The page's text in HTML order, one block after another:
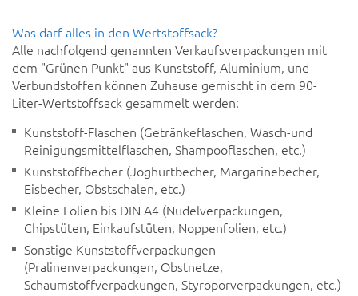
Was darf alles in den Wertstoffsack?
Alle nachfolgend genannten Verkaufsverpackungen mit
dem "Grünen Punkt" aus Kunststoff, Aluminium, und
Verbundstoffen können Zuhause gemischt in dem 90-
Liter-Wertstoffsack gesammelt werden:
Kunststoff-Flaschen (Getränkeflaschen, Wasch-und
Reinigungsmittelflaschen, Shampooflaschen, etc.)
Kunststoffbecher (Joghurtbecher, Margarinebecher,
Eisbecher, Obstschalen, etc.)
Kleine Folien bis DIN A4 (Nudelverpackungen,
Chipstüten, Einkaufstüten, Noppenfolien, etc.)
Sonstige Kunststoffverpackungen
(Pralinenverpackungen, Obstnetze,
Schaumstoffverpackungen, Styroporverpackungen, etc.)